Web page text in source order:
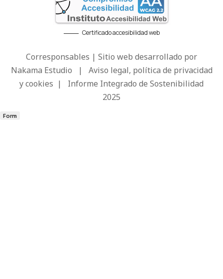
Certificado accesibilidad web
Corresponsables | Sitio web desarrollado por
Nakama Estudio | Aviso legal, política de privacidad
y cookies | Informe Integrado de Sostenibilidad
2025
Form